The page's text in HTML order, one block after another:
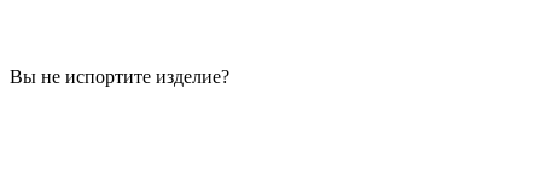
Вы не испортите изделие?